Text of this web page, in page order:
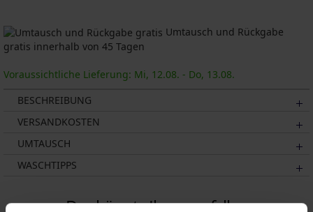
Umtausch und Rückgabe
gratis innerhalb von 45 Tagen
Voraussichtliche Lieferung: Mi, 12.08. - Do, 13.08.
BESCHREIBUNG
VERSANDKOSTEN
UMTAUSCH
WASCHTIPPS
Das könnte Ihnen gefallen